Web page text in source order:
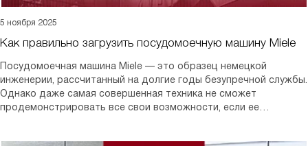
5 ноября 2025
Как правильно загрузить посудомоечную машину Miele
Посудомоечная машина Miele — это образец немецкой
инженерии, рассчитанный на долгие годы безупречной службы.
Однако даже самая совершенная техника не сможет
продемонстрировать все свои возможности, если ее